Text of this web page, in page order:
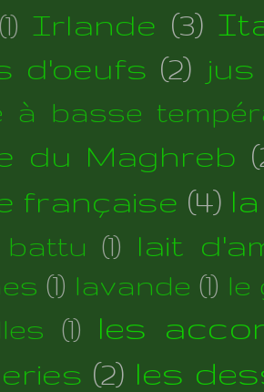
(1) Irlande (3)
d'oeufs (2)
à basse
du Maghreb
française (4)
battu (1) lait
(1) lavande (1) le
(1) les
(2) les